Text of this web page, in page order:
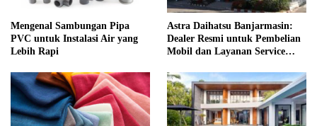
Mengenal Sambungan Pipa
PVC untuk Instalasi Air yang
Lebih Rapi
Astra Daihatsu Banjarmasin:
Dealer Resmi untuk Pembelian
Mobil dan Layanan Service